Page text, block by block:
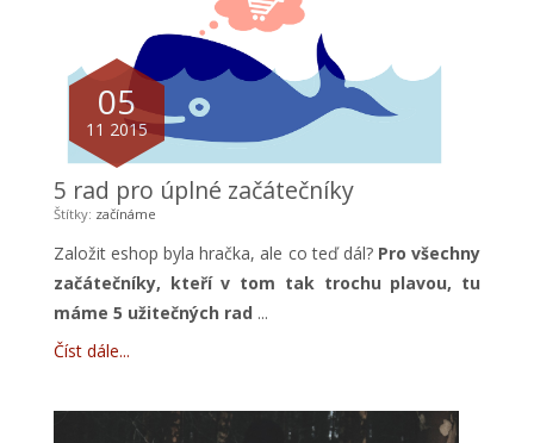
05
11 2015
5 rad pro úplné začátečníky
Štítky: začínáme
Založit eshop byla hračka, ale co teď dál? Pro všechny
začátečníky, kteří v tom tak trochu plavou, tu
máme 5 užitečných rad ...
Číst dále